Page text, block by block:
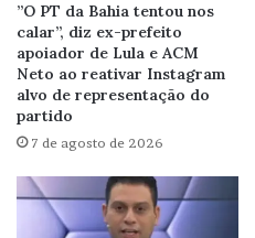
”O PT da Bahia tentou nos
calar”, diz ex-prefeito
apoiador de Lula e ACM
Neto ao reativar Instagram
alvo de representação do
partido
7 de agosto de 2026